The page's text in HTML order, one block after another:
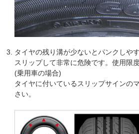
タイヤの残り溝が少ないとパンクしや
スリップして非常に危険です。使用限
(乗用車の場合)
タイヤに付いているスリップサインの
さい。